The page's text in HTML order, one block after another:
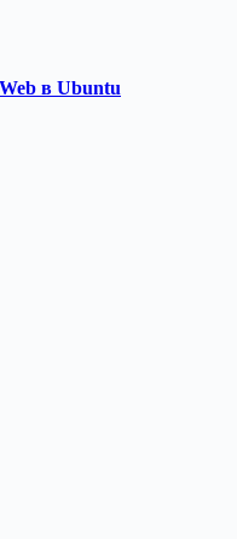
в Ubuntu